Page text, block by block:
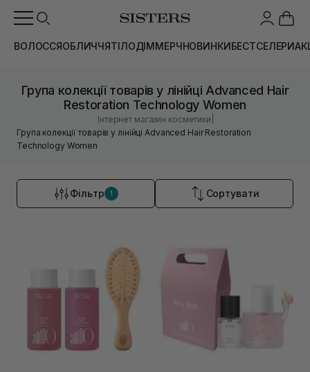
ВОЛОССЯОБЛИЧЧЯТІЛОДІММЕРЧНОВИНКИБЕСТСЕЛЕРИ
Група колекції товарів у лінійці Advanced Hair
Restoration Technology Women
Інтернет магазин косметики
Група колекції товарів у лінійці Advanced Hair Restoration
Technology Women
Фільтр 1 Сортувати